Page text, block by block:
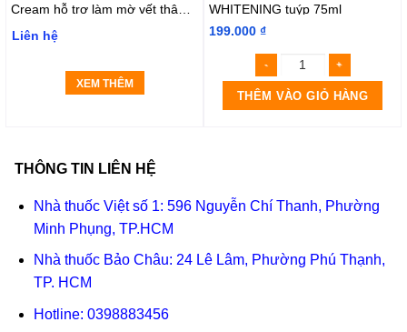
Cream hỗ trợ làm mờ vết thâm,
đốm đen, nám (15g)
Liên hệ
XEM THÊM
WHITENING tuýp 75ml
199.000 ₫
THÊM VÀO GIỎ HÀNG
THÔNG TIN LIÊN HỆ
Nhà thuốc Việt số 1: 596 Nguyễn Chí Thanh, Phường
Minh Phụng, TP.HCM
Nhà thuốc Bảo Châu: 24 Lê Lâm, Phường Phú Thạnh,
TP. HCM
Hotline: 0398883456